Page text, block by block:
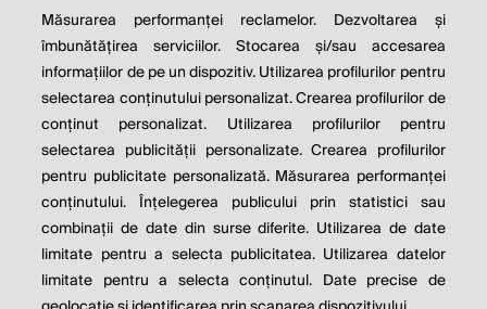
PROFITS.
Milton Friedman
© 2026 Profit.ro. Toate drepturile rezervate.
Dezvoltat de1616.ro
Contact Publicitate Despre noi
Politica de cookie Politica de
confidențialitate
Măsurarea performanței reclamelor. Dezvoltarea și
îmbunătățirea serviciilor. Stocarea și/sau accesarea
informațiilor de pe un dispozitiv. Utilizarea profilurilor pentru
selectarea conținutului personalizat. Crearea profilurilor de
conținut personalizat. Utilizarea profilurilor pentru
selectarea publicității personalizate. Crearea profilurilor
pentru publicitate personalizată. Măsurarea performanței
conținutului. Înțelegerea publicului prin statistici sau
combinații de date din surse diferite. Utilizarea de date
limitate pentru a selecta publicitatea. Utilizarea datelor
limitate pentru a selecta conținutul. Date precise de